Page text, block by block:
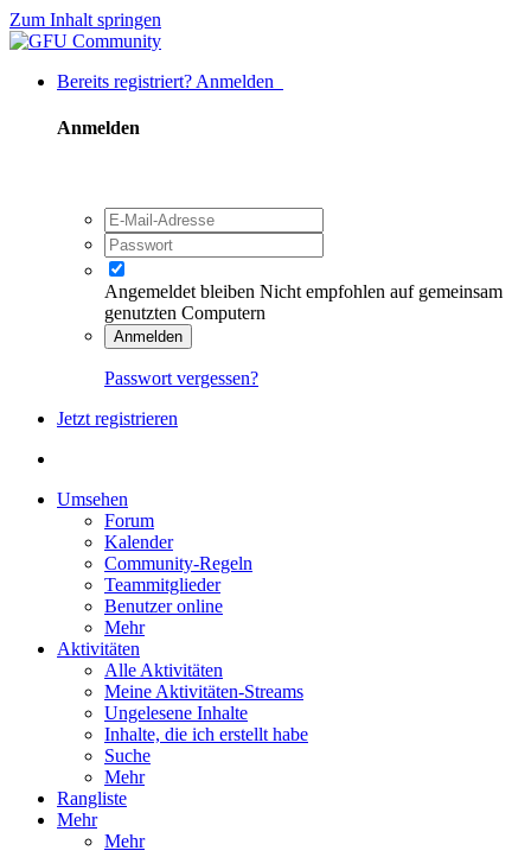
Zum Inhalt springen
Bereits registriert? Anmelden
Anmelden
Angemeldet bleiben Nicht empfohlen auf gemeinsam
genutzten Computern
Anmelden
Passwort vergessen?
Jetzt registrieren
Umsehen
Forum
Kalender
Community-Regeln
Teammitglieder
Benutzer online
Mehr
Aktivitäten
Alle Aktivitäten
Meine Aktivitäten-Streams
Ungelesene Inhalte
Inhalte, die ich erstellt habe
Suche
Mehr
Rangliste
Mehr
Mehr